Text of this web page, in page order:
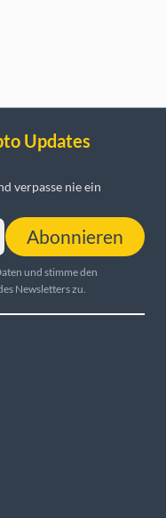
Updates
verpasse nie ein
Abonnieren
und stimme den
Newsletters zu.